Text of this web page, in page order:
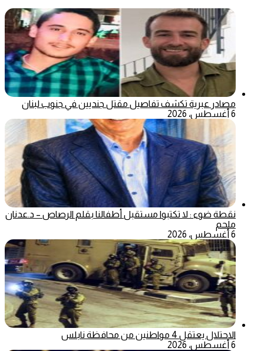
مصادر عبرية تكشف تفاصيل مقتل جنديين في جنوب لبنان
6 أغسطس، 2026
نقطة ضوء : لا تكتبوا مستقبل أطفالنا بقلم الرصاص – د.عدنان
ملحم
6 أغسطس، 2026
الاحتلال يعتقل 4 مواطنين من محافظة نابلس
6 أغسطس، 2026